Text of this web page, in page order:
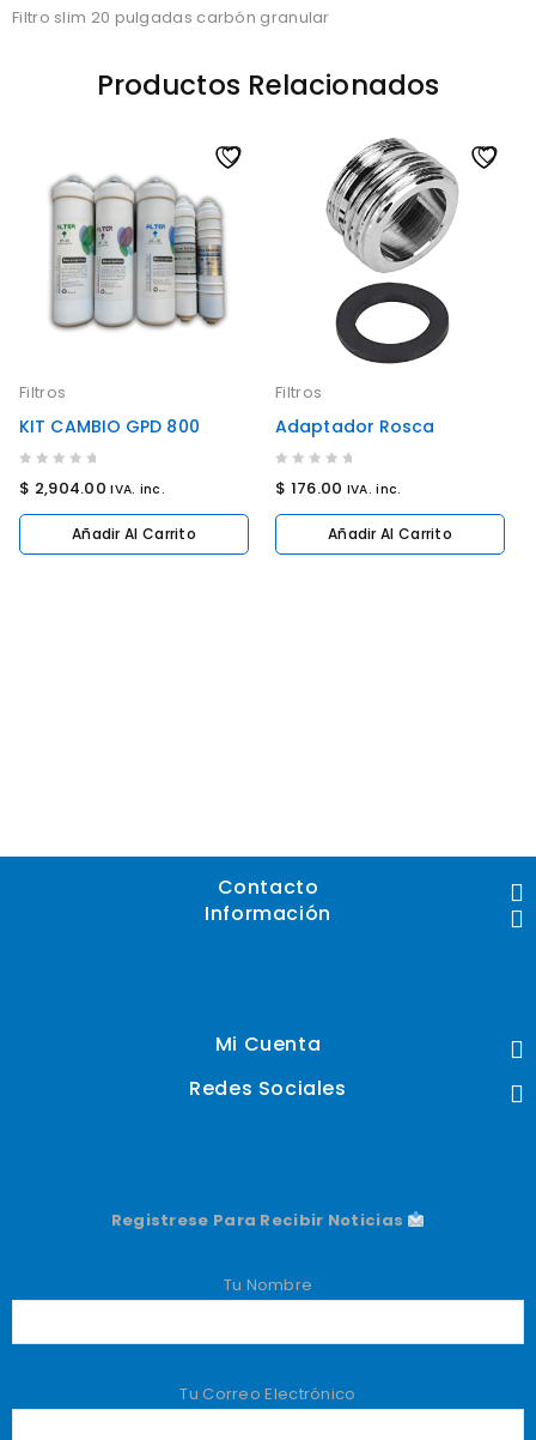
Filtro slim 20 pulgadas carbón granular
Productos Relacionados
Filtros
KIT CAMBIO GPD 800
5
$ 2,904.00 IVA. inc.
Añadir Al Carrito
Filtros
Adaptador Rosca
5
$ 176.00 IVA. inc.
Añadir Al Carrito
Contacto
Información
Mi Cuenta
Redes Sociales
Registrese Para Recibir Noticias
Tu Nombre
Tu Correo Electrónico